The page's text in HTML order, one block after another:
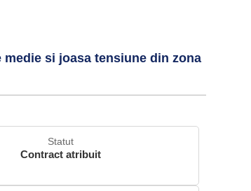
si joasa tensiune din zona
Statut
Contract atribuit